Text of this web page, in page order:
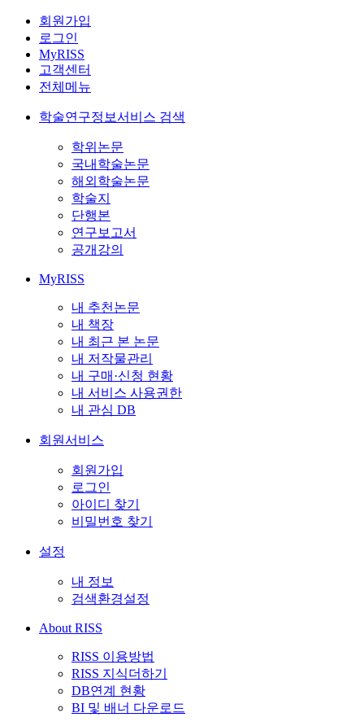
회원가입
로그인
MyRISS
고객센터
전체메뉴
학술연구정보서비스 검색
학위논문
국내학술논문
해외학술논문
학술지
단행본
연구보고서
공개강의
MyRISS
내 추천논문
내 책장
내 최근 본 논문
내 저작물관리
내 구매·신청 현황
내 서비스 사용권한
내 관심 DB
회원서비스
회원가입
로그인
아이디 찾기
비밀번호 찾기
설정
내 정보
검색환경설정
About RISS
RISS 이용방법
RISS 지식더하기
DB연계 현황
BI 및 배너 다운로드